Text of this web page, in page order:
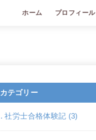
ホーム プロフィール
カテゴリー
社労士合格体験記 (3)